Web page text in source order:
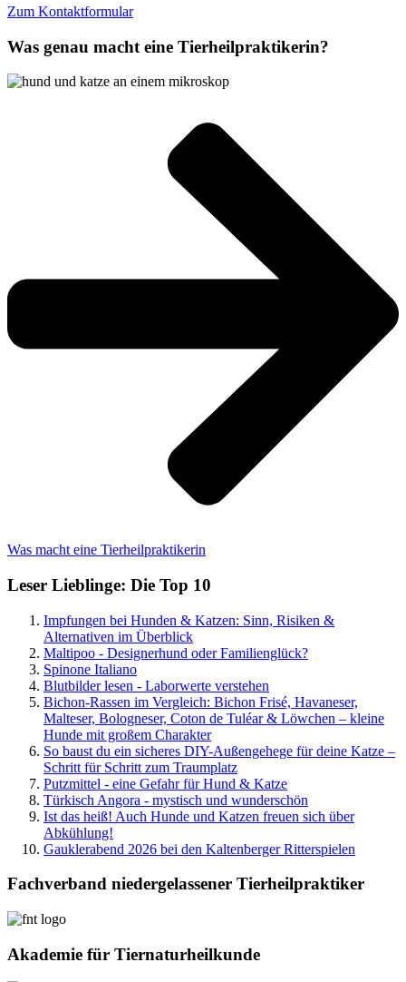
Zum Kontaktformular
Was genau macht eine Tierheilpraktikerin?
Was macht eine Tierheilpraktikerin
Leser Lieblinge: Die Top 10
Impfungen bei Hunden & Katzen: Sinn, Risiken &
Alternativen im Überblick
Maltipoo - Designerhund oder Familienglück?
Spinone Italiano
Blutbilder lesen - Laborwerte verstehen
Bichon-Rassen im Vergleich: Bichon Frisé, Havaneser,
Malteser, Bologneser, Coton de Tuléar & Löwchen – kleine
Hunde mit großem Charakter
So baust du ein sicheres DIY-Außengehege für deine Katze –
Schritt für Schritt zum Traumplatz
Putzmittel - eine Gefahr für Hund & Katze
Türkisch Angora - mystisch und wunderschön
Ist das heiß! Auch Hunde und Katzen freuen sich über
Abkühlung!
Gauklerabend 2026 bei den Kaltenberger Ritterspielen
Fachverband niedergelassener Tierheilpraktiker
Akademie für Tiernaturheilkunde